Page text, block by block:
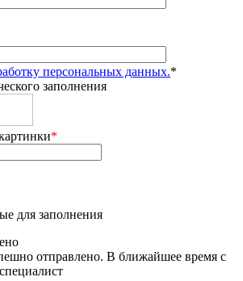
персональных данных.*
заполнения
*
для заполнения
отправлено. В ближайшее время с